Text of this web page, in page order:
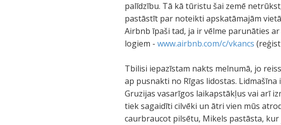
palīdzību. Tā kā tūristu šai zemē
pastāstīt par noteikti apskatāmajām
Airbnb īpaši tad, ja ir vēlme parunāties
logiem -www.airbnb.com/c/vkancs
Tbilisi iepazīstam nakts melnumā, jo
ap pusnakti no Rīgas lidostas.
Gruzijas vasarīgos laikapstākļus vai arī
tiek sagaidīti cilvēki un ātri vien mūs
caurbraucot pilsētu, Mikels pastāsta,